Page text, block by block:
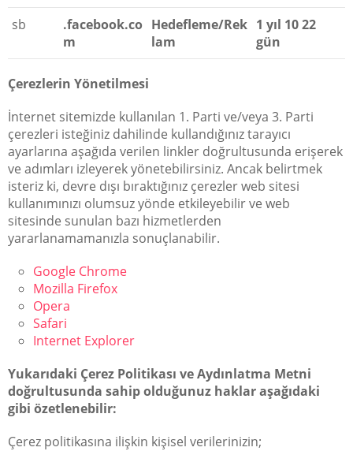
sb
.facebook.co
m
Hedefleme/Rek
lam
1 yıl 10 22
gün
Çerezlerin Yönetilmesi
İnternet sitemizde kullanılan 1. Parti ve/veya 3. Parti
çerezleri isteğiniz dahilinde kullandığınız tarayıcı
ayarlarına aşağıda verilen linkler doğrultusunda erişerek
ve adımları izleyerek yönetebilirsiniz. Ancak belirtmek
isteriz ki, devre dışı bıraktığınız çerezler web sitesi
kullanımınızı olumsuz yönde etkileyebilir ve web
sitesinde sunulan bazı hizmetlerden
yararlanamamanızla sonuçlanabilir.
Google Chrome
Mozilla Firefox
Opera
Safari
Internet Explorer
Yukarıdaki Çerez Politikası ve Aydınlatma Metni
doğrultusunda sahip olduğunuz haklar aşağıdaki
gibi özetlenebilir:
Çerez politikasına ilişkin kişisel verilerinizin;